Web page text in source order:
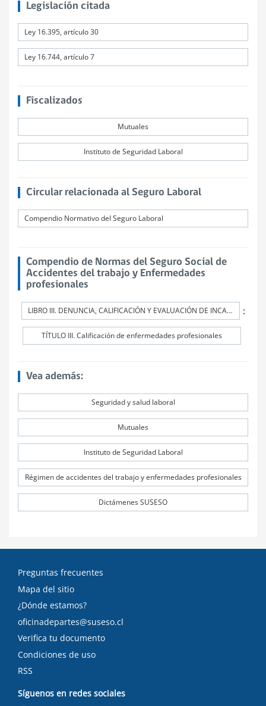
Legislación citada
Ley 16.395, artículo 30
Ley 16.744, artículo 7
Fiscalizados
Mutuales
Instituto de Seguridad Laboral
Circular relacionada al Seguro Laboral
Compendio Normativo del Seguro Laboral
Compendio de Normas del Seguro Social de
Accidentes del trabajo y Enfermedades
profesionales
LIBRO III. DENUNCIA, CALIFICACIÓN Y EVALUACIÓN DE INCAPACIDADES PERMANENTES :
TÍTULO III. Calificación de enfermedades profesionales
Vea además:
Seguridad y salud laboral
Mutuales
Instituto de Seguridad Laboral
Régimen de accidentes del trabajo y enfermedades profesionales
Dictámenes SUSESO
Preguntas frecuentes
Mapa del sitio
¿Dónde estamos?
oficinadepartes@suseso.cl
Verifica tu documento
Condiciones de uso
RSS
Síguenos en redes sociales